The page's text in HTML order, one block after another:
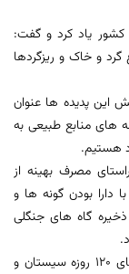
کشور یاد کرد و گفت:
و خاک و ریزگردها
این پدیده ها عنوان
های منابع طبیعی به
هستیم.
مصرف بهینه از
بودن گونه ها و
گاه های جنگلی
وی افزود: خشکسالی های چندین ساله استان، بادهای 120 روزه سیستان و